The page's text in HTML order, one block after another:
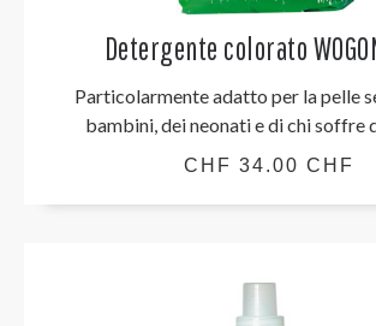
Detergente colorato
Particolarmente adatto per la pelle
bambini, dei neonati e di chi soffre
CHF 34.00 CHF